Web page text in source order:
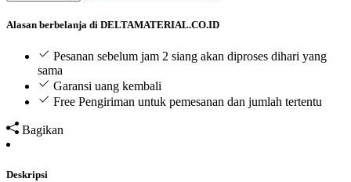
Alasan berbelanja di DELTAMATERIAL.CO.ID
Pesanan sebelum jam 2 siang akan diproses dihari yang
sama
Garansi uang kembali
Free Pengiriman untuk pemesanan dan jumlah tertentu
Bagikan
Deskripsi